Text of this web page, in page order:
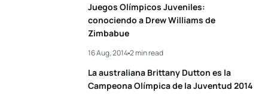
Juegos Olímpicos Juveniles:
conociendo a Drew Williams de
Zimbabue
La australiana Brittany Dutton es la
Campeona Olímpica de la Juventud 2014
16 Aug, 20142 min read